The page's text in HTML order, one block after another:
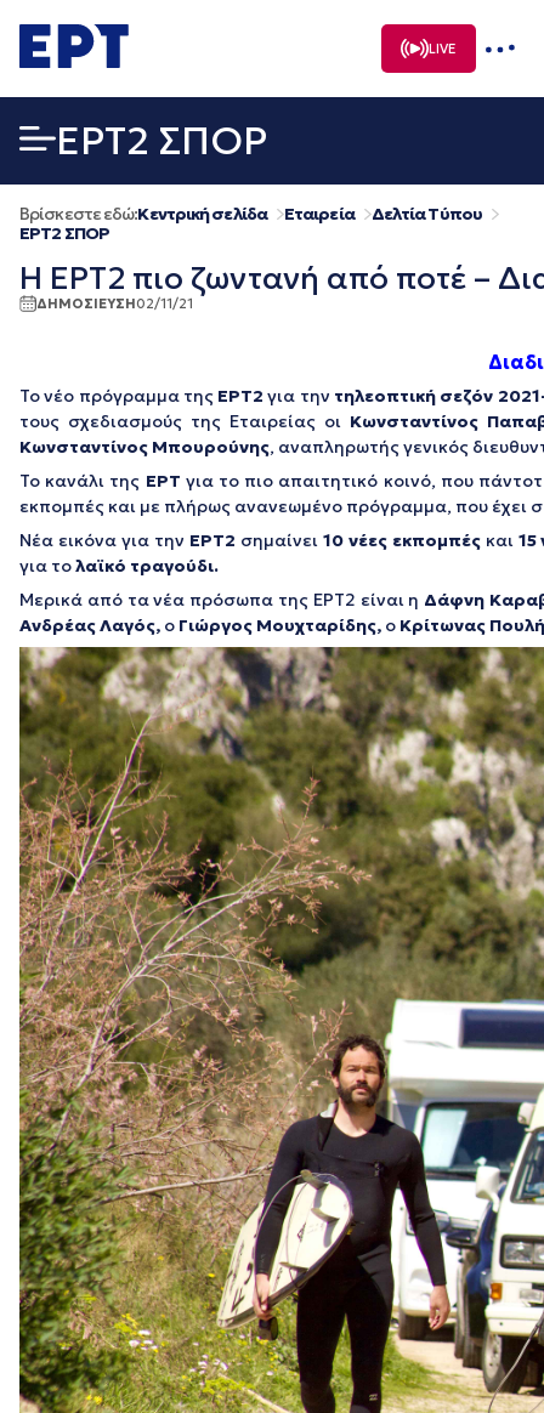
σε
περιεχόμενο
LIVE
EΡΤ2 ΣΠΟΡ
Βρίσκεστε εδώ:Κεντρική σελίδα Εταιρεία
Δελτία Τύπου
EΡΤ2 ΣΠΟΡ
Η ΕΡΤ2 πιο ζωντανή από ποτέ –
ΔΗΜΟΣΙΕΥΣΗ02/11/21
Το νέο πρόγραμμα τηςΕΡΤ2 για την τηλεοπτική σεζόν
τους σχεδιασμούς της Εταιρείας οι Κωνσταντίνος
Κωνσταντίνος Μπουρούνης, αναπληρωτής γενικός
Το κανάλι της ΕΡΤ για το πιο απαιτητικό κοινό, που
εκπομπές και με πλήρως ανανεωμένο πρόγραμμα, που έχει
Νέα εικόνα για την ΕΡΤ2 σημαίνει 10 νέες εκπομπέςκαι
για τολαϊκό τραγούδι.
Μερικά από τα νέα πρόσωπα της ΕΡΤ2 είναι η Δάφνη
Ανδρέας Λαγός, ο Γιώργος Μουχταρίδης, ο Κρίτωνας